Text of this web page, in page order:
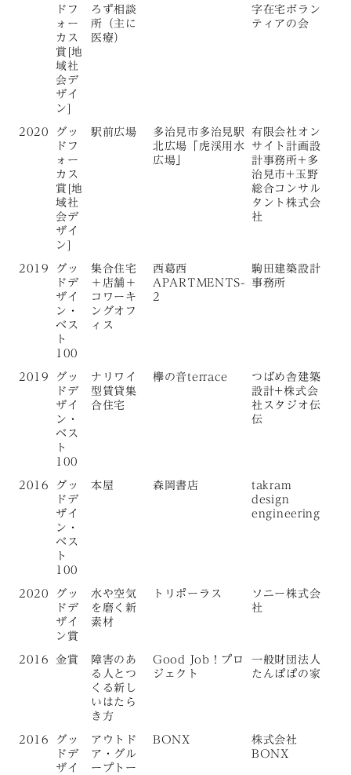
ドフ
ォー
カス
賞[地
域社
会デ
ザイ
ン]
ろず相談
所（主に
医療）
字在宅ボラン
ティアの会
2020
グッ
ドフ
ォー
カス
賞[地
域社
会デ
ザイ
ン]
駅前広場
多治見市多治見駅
北広場「虎渓用水
広場」
有限会社オン
サイト計画設
計事務所+多
治見市+玉野
総合コンサル
タント株式会
社
2019
グッ
ドデ
ザイ
ン・
ベス
ト
100
集合住宅
＋店舗＋
コワーキ
ングオフ
ィス
西葛西
APARTMENTS-
2
駒田建築設計
事務所
2019
グッ
ドデ
ザイ
ン・
ベス
ト
100
ナリワイ
型賃貸集
合住宅
欅の音terrace
つばめ舎建築
設計+株式会
社スタジオ伝
伝
2016
グッ
ドデ
ザイ
ン・
ベス
ト
100
本屋 森岡書店
takram
design
engineering
2020
グッ
ドデ
ザイ
ン賞
水や空気
を磨く新
素材
トリポーラス
ソニー株式会
社
2016 金賞
障害のあ
る人とつ
くる新し
いはたら
き方
Good Job！プロ
ジェクト
一般財団法人
たんぽぽの家
2016
グッ
ドデ
ザイ
アウトド
ア・グル
ープトー
BONX
株式会社
BONX